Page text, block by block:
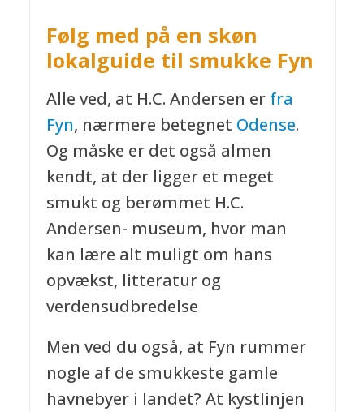
Følg med på en skøn
lokalguide til smukke Fyn
Alle ved, at H.C. Andersen er fra
Fyn, nærmere betegnet Odense.
Og måske er det også almen
kendt, at der ligger et meget
smukt og berømmet H.C.
Andersen- museum, hvor man
kan lære alt muligt om hans
opvækst, litteratur og
verdensudbredelse
Men ved du også, at Fyn rummer
nogle af de smukkeste gamle
havnebyer i landet? At kystlinjen